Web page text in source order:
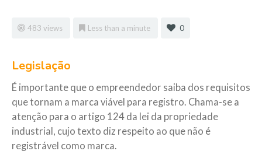
483 views Less than a minute 0
Legislação
É importante que o empreendedor saiba dos requisitos
que tornam a marca viável para registro. Chama-se a
atenção para o artigo 124 da lei da propriedade
industrial, cujo texto diz respeito ao que não é
registrável como marca.